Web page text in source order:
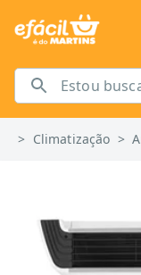
> Climatização >